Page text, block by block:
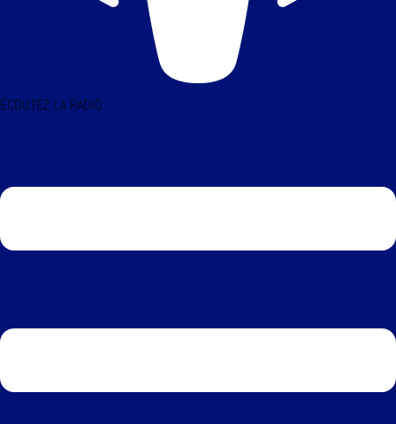
ÉCOUTEZ LA RADIO